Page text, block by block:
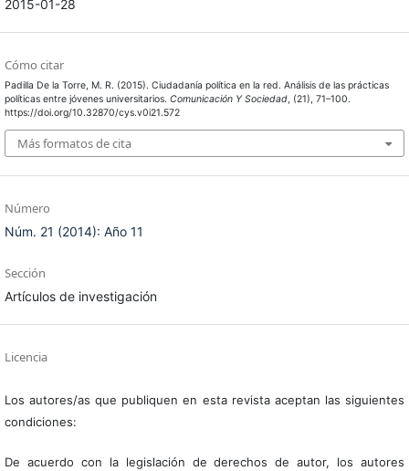
2015-01-28
Cómo citar
Padilla De la Torre, M. R. (2015). Ciudadanía política en la red. Análisis de las prácticas
políticas entre jóvenes universitarios. Comunicación Y Sociedad, (21), 71–100.
https://doi.org/10.32870/cys.v0i21.572
Más formatos de cita
Número
Núm. 21 (2014): Año 11
Sección
Artículos de investigación
Licencia
Los autores/as que publiquen en esta revista aceptan las siguientes
condiciones:
De acuerdo con la legislación de derechos de autor, los autores